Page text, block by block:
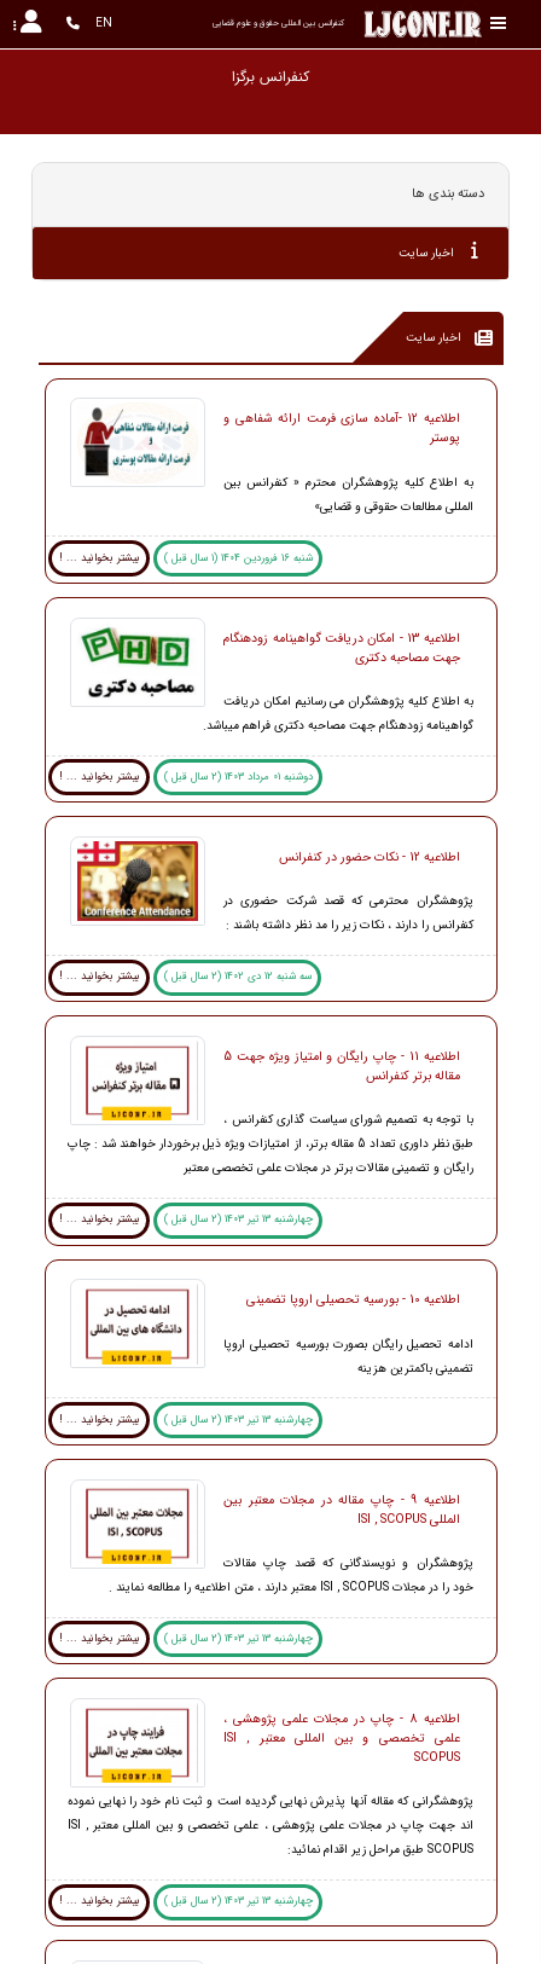
کنفرانس بین المللی حقوق و علوم قضایی EN
دسته بندی ها
اخبار سایت
اخبار سایت
اطلاعیه 12 -آماده سازی فرمت ارائه شفاهی و
پوستر
به اطلاع کلیه پژوهشگران محترم « کنفرانس بین
المللی مطالعات حقوقی و قضایی»
شنبه 16 فروردین 1404 (1 سال قبل ) بیشتر بخوانید ... !
اطلاعیه 13 - امکان دریافت گواهینامه زودهنگام
جهت مصاحبه دکتری
به اطلاع کلیه پژوهشگران می رسانیم امکان دریافت
گواهینامه زودهنگام جهت مصاحبه دکتری فراهم میباشد.
دوشنبه 01 مرداد 1403 (2 سال قبل ) بیشتر بخوانید ... !
اطلاعیه 12 - نکات حضور در کنفرانس
پژوهشگران محترمی که قصد شرکت حضوری در
کنفرانس را دارند ، نکات زیر را مد نظر داشته باشند :
سه شنبه 12 دی 1402 (2 سال قبل ) بیشتر بخوانید ... !
اطلاعیه 11 - چاپ رایگان و امتیاز ویژه جهت 5
مقاله برتر کنفرانس
با توجه به تصمیم شورای سیاست گذاری کنفرانس ،
طبق نظر داوری تعداد 5 مقاله برتر، از امتیازات ویژه ذیل برخوردار خواهند شد : چاپ
رایگان و تضمینی مقالات برتر در مجلات علمی تخصصی معتبر
چهارشنبه 13 تیر 1403 (2 سال قبل ) بیشتر بخوانید ... !
اطلاعیه 10 - بورسیه تحصیلی اروپا تضمینی
ادامه تحصیل رایگان بصورت بورسیه تحصیلی اروپا
تضمینی باکمترین هزینه
چهارشنبه 13 تیر 1403 (2 سال قبل ) بیشتر بخوانید ... !
اطلاعیه 9 - چاپ مقاله در مجلات معتبر بین
المللی ISI , SCOPUS
پژوهشگران و نویسندگانی که قصد چاپ مقالات
خود را در مجلات ISI , SCOPUS معتبر دارند ، متن اطلاعیه را مطالعه نمایند .
چهارشنبه 13 تیر 1403 (2 سال قبل ) بیشتر بخوانید ... !
اطلاعیه 8 - چاپ در مجلات علمی پژوهشی ،
علمی تخصصی و بین المللی معتبر ISI ,
SCOPUS
پژوهشگرانی که مقاله آنها پذیرش نهایی گردیده است و ثبت نام خود را نهایی نموده
اند جهت چاپ در مجلات علمی پژوهشی ، علمی تخصصی و بین المللی معتبر ISI ,
SCOPUS طبق مراحل زیر اقدام نمائید:
چهارشنبه 13 تیر 1403 (2 سال قبل ) بیشتر بخوانید ... !